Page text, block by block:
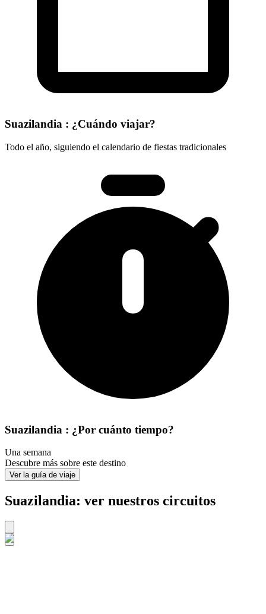
Suazilandia : ¿Cuándo viajar?
Todo el año, siguiendo el calendario de fiestas tradicionales
Suazilandia : ¿Por cuánto tiempo?
Una semana
Descubre más sobre este destino
Ver la guía de viaje
Suazilandia: ver nuestros circuitos